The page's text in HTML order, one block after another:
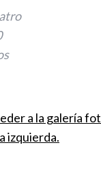
a la galería
izquierda.